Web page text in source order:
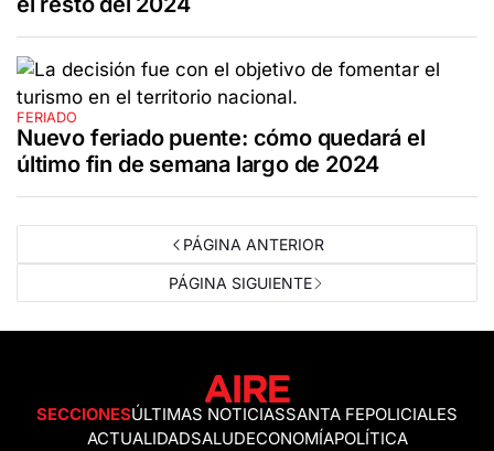
FERIADO
Nuevo feriado puente: cómo quedará el
último fin de semana largo de 2024
PÁGINA ANTERIOR
PÁGINA SIGUIENTE
SECCIONESÚLTIMAS NOTICIASSANTA FEPOLICIALES
ACTUALIDADSALUDECONOMÍAPOLÍTICA